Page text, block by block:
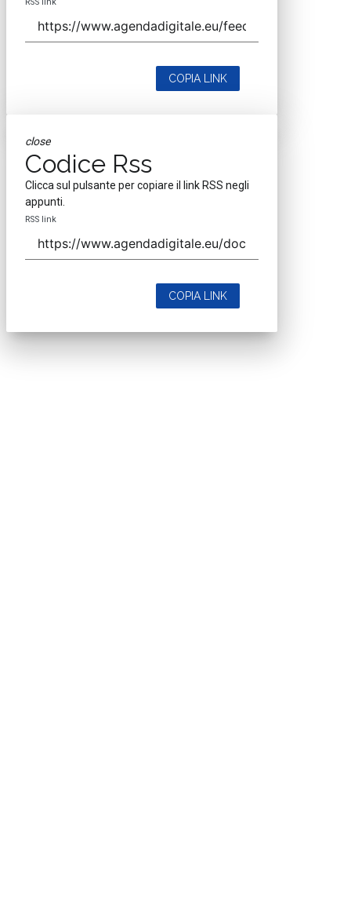
RSS link
COPIA LINK
close
Codice Rss
Clicca sul pulsante per copiare il link RSS negli
appunti.
RSS link
COPIA LINK